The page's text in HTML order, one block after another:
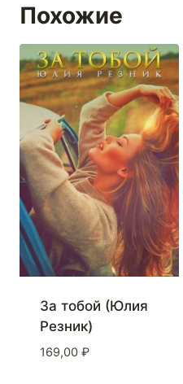
Похожие
За тобой (Юлия
Резник)
169,00 ₽